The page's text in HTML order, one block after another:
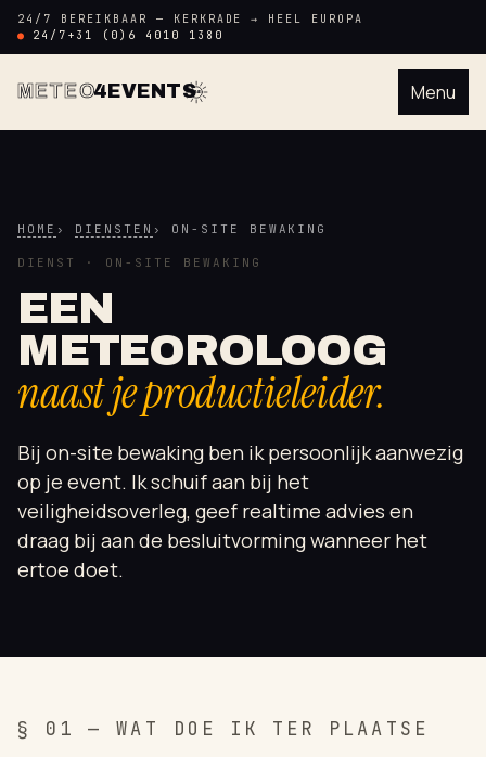
24/7 BEREIKBAAR — KERKRADE → HEEL EUROPA
24/7 +31 (0)6 4010 1380
METEO4EVENTSM4E Menu
HOME DIENSTEN ON-SITE BEWAKING
DIENST · ON-SITE BEWAKING
EEN
METEOROLOOG
naast je productieleider.
Bij on-site bewaking ben ik persoonlijk aanwezig
op je event. Ik schuif aan bij het
veiligheidsoverleg, geef realtime advies en
draag bij aan de besluitvorming wanneer het
ertoe doet.
§ 01 — WAT DOE IK TER PLAATSE